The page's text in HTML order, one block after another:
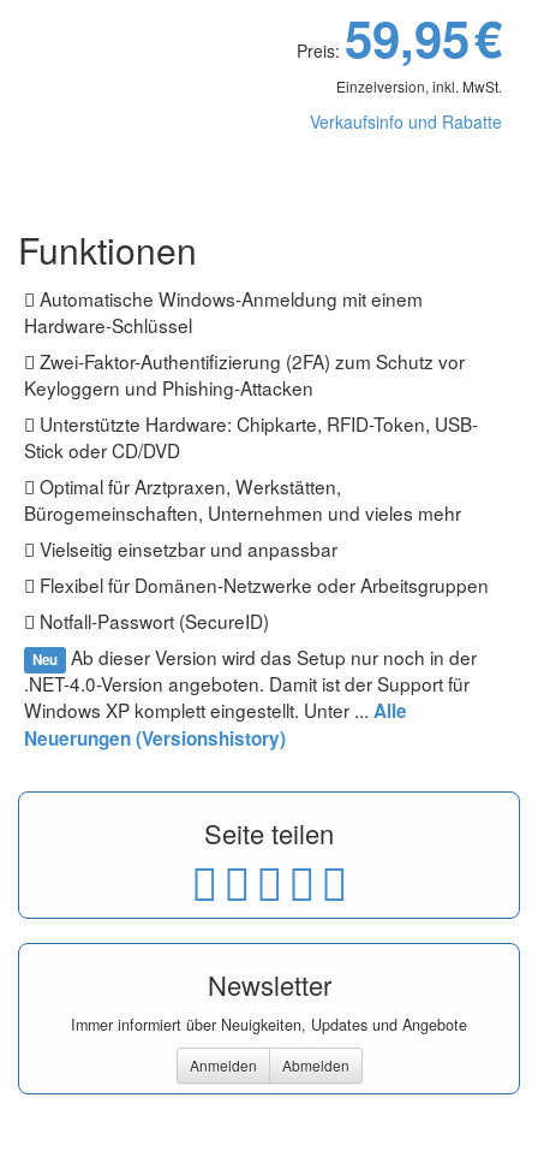
Preis: 59,95€
Einzelversion, inkl. MwSt.
Verkaufsinfo und Rabatte
Funktionen
Automatische Windows-Anmeldung mit einem
Hardware-Schlüssel
Zwei-Faktor-Authentifizierung (2FA) zum Schutz vor
Keyloggern und Phishing-Attacken
Unterstützte Hardware: Chipkarte, RFID-Token, USB-
Stick oder CD/DVD
Optimal für Arztpraxen, Werkstätten,
Bürogemeinschaften, Unternehmen und vieles mehr
Vielseitig einsetzbar und anpassbar
Flexibel für Domänen-Netzwerke oder Arbeitsgruppen
Notfall-Passwort (SecureID)
Neu Ab dieser Version wird das Setup nur noch in der
.NET-4.0-Version angeboten. Damit ist der Support für
Windows XP komplett eingestellt. Unter ... Alle
Neuerungen (Versionshistory)
Seite teilen
Newsletter
Immer informiert über Neuigkeiten, Updates und Angebote
Anmelden Abmelden